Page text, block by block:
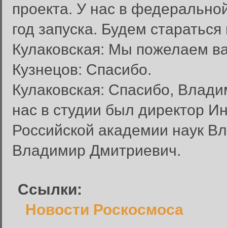
проекта. У нас в
год запуска. Будем
Кулаковская: Мы пожелаем
Кузнецов: Спасибо.
Кулаковская: Спасибо,
нас в студии был директор
Российской академии наук
Владимир Дмитриевич.
Ссылки:
Новости Роскосмоса
Вход в систему
Введите имя пользователя и
Вход в систему
Имя пользователя:
Запомнить меня: